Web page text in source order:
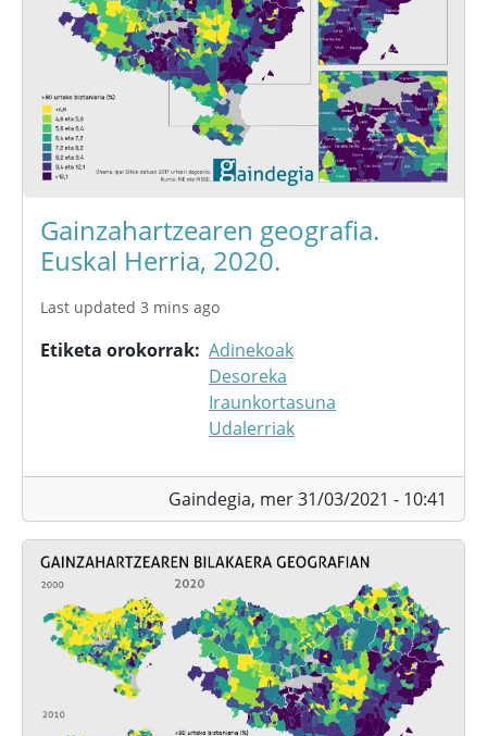
Gainzahartzearen geografia.
Euskal Herria, 2020.
Last updated 3 mins ago
Etiketa orokorrak Adinekoak
Desoreka
Iraunkortasuna
Udalerriak
Gaindegia, mer 31/03/2021 - 10:41